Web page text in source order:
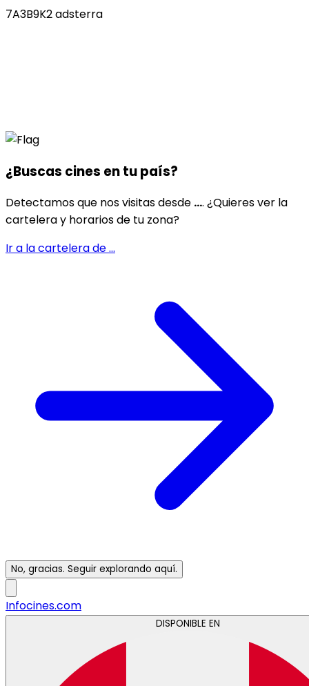
7A3B9K2 adsterra
¿Buscas cines entu país?
Detectamos que nos visitas desde .... ¿Quieres ver la
cartelera y horarios de tu zona?
Ir a la cartelera de...
No, gracias. Seguir explorando aquí.
Infocines.com
DISPONIBLE EN